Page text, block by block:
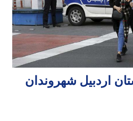
اردبیل شهروندان